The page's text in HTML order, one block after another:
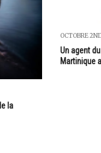
la
OCTOBRE
Un agent
Martinique